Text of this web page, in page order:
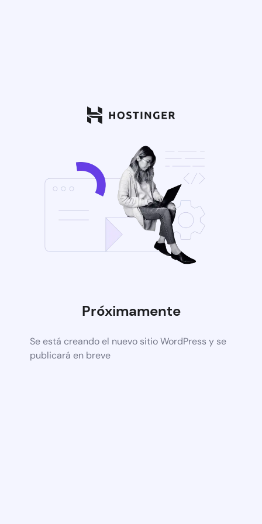
Próximamente
Se está creando el nuevo sitio WordPress y se
publicará en breve